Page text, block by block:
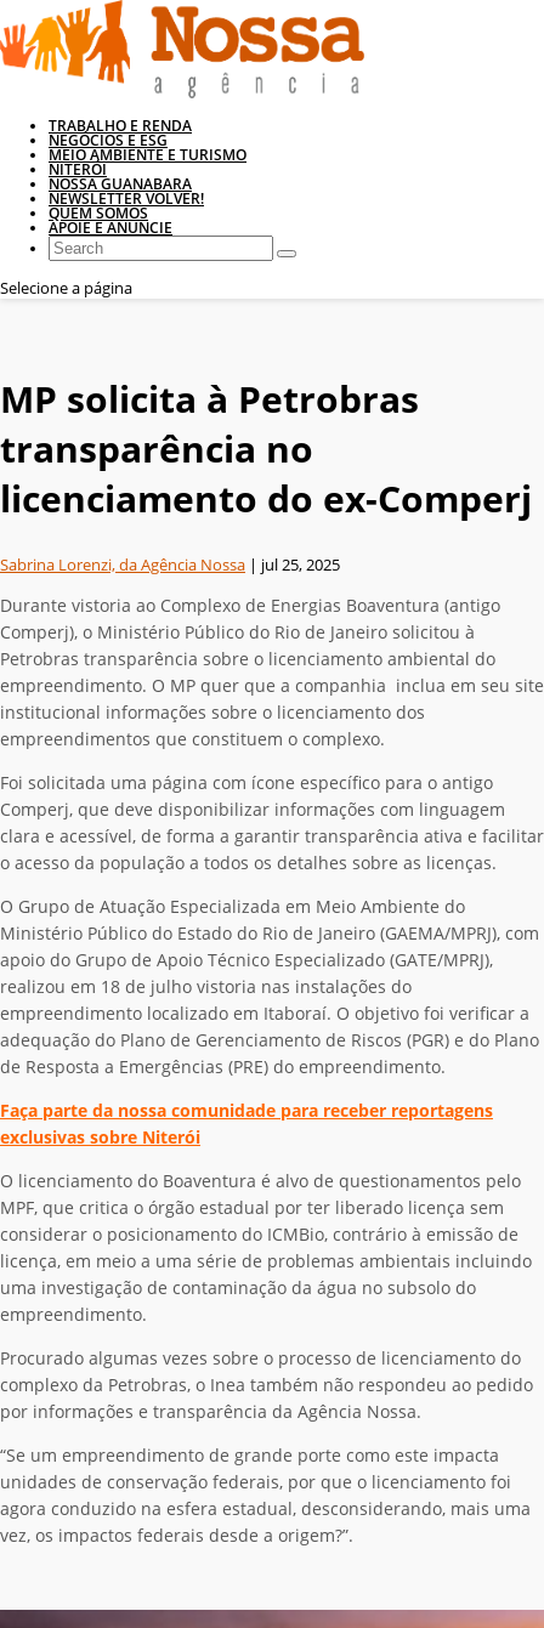
TRABALHO E RENDA
NEGÓCIOS E ESG
MEIO AMBIENTE E TURISMO
NITERÓI
NOSSA GUANABARA
NEWSLETTER VOLVER!
QUEM SOMOS
APOIE E ANUNCIE
Selecione a página
MP solicita à Petrobras
transparência no
licenciamento do ex-Comperj
Sabrina Lorenzi, da Agência Nossa | jul 25, 2025
Durante vistoria ao Complexo de Energias Boaventura (antigo
Comperj), o Ministério Público do Rio de Janeiro solicitou à
Petrobras transparência sobre o licenciamento ambiental do
empreendimento. O MP quer que a companhia inclua em seu site
institucional informações sobre o licenciamento dos
empreendimentos que constituem o complexo.
Foi solicitada uma página com ícone específico para o antigo
Comperj, que deve disponibilizar informações com linguagem
clara e acessível, de forma a garantir transparência ativa e facilitar
o acesso da população a todos os detalhes sobre as licenças.
O Grupo de Atuação Especializada em Meio Ambiente do
Ministério Público do Estado do Rio de Janeiro (GAEMA/MPRJ), com
apoio do Grupo de Apoio Técnico Especializado (GATE/MPRJ),
realizou em 18 de julho vistoria nas instalações do
empreendimento localizado em Itaboraí. O objetivo foi verificar a
adequação do Plano de Gerenciamento de Riscos (PGR) e do Plano
de Resposta a Emergências (PRE) do empreendimento.
Faça parte da nossa comunidade para receber reportagens
exclusivas sobre Niterói
O licenciamento do Boaventura é alvo de questionamentos pelo
MPF, que critica o órgão estadual por ter liberado licença sem
considerar o posicionamento do ICMBio, contrário à emissão de
licença, em meio a uma série de problemas ambientais incluindo
uma investigação de contaminação da água no subsolo do
empreendimento.
Procurado algumas vezes sobre o processo de licenciamento do
complexo da Petrobras, o Inea também não respondeu ao pedido
por informações e transparência da Agência Nossa.
“Se um empreendimento de grande porte como este impacta
unidades de conservação federais, por que o licenciamento foi
agora conduzido na esfera estadual, desconsiderando, mais uma
vez, os impactos federais desde a origem?”.